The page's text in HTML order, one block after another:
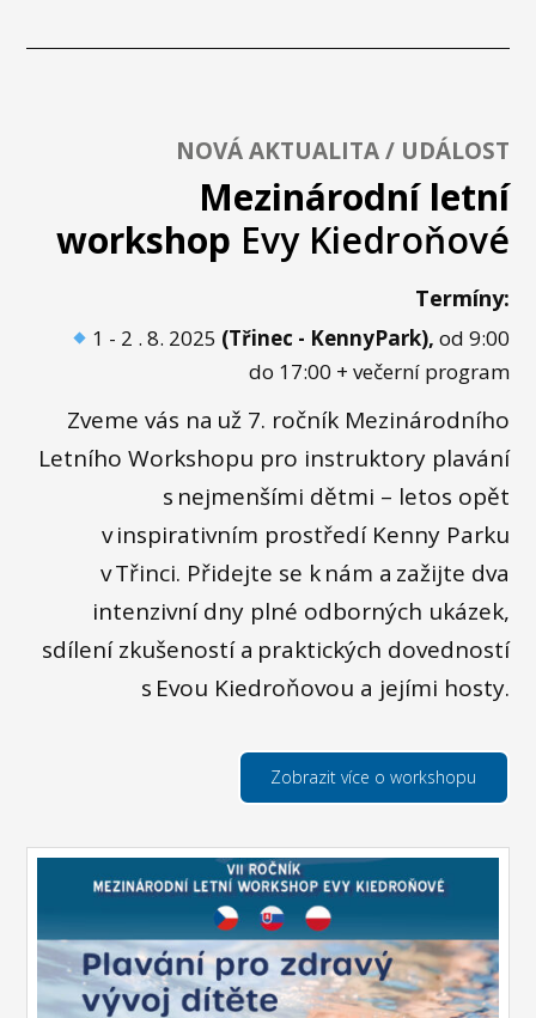
NOVÁ AKTUALITA / UDÁLOST
Mezinárodní letní
workshop Evy Kiedroňové
Termíny:
1 - 2 . 8. 2025 (Třinec - KennyPark), od 9:00
do 17:00 + večerní program
Zveme vás na už 7. ročník Mezinárodního
Letního Workshopu pro instruktory plavání
s nejmenšími dětmi – letos opět
v inspirativním prostředí Kenny Parku
v Třinci. Přidejte se k nám a zažijte dva
intenzivní dny plné odborných ukázek,
sdílení zkušeností a praktických dovedností
s Evou Kiedroňovou a jejími hosty.
Zobrazit více o workshopu